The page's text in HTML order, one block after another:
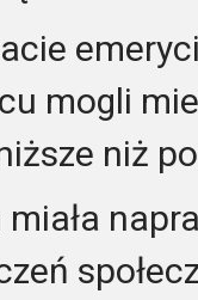
mogli
niż
miała